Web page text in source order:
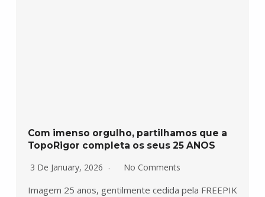
Com imenso orgulho, partilhamos que a
TopoRigor completa os seus 25 ANOS
3 De January, 2026
No Comments
Imagem 25 anos, gentilmente cedida pela FREEPIK